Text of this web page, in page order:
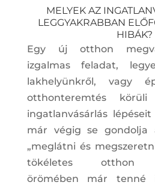
MELYEK AZ
LEGGYAKRABBAN
HIBÁK?
Egy új otthon
izgalmas feladat,
lakhelyünkről, vagy
otthonteremtés
ingatlanvásárlás
már végig se gondolja
„meglátni és
tökéletes otthon
örömében már